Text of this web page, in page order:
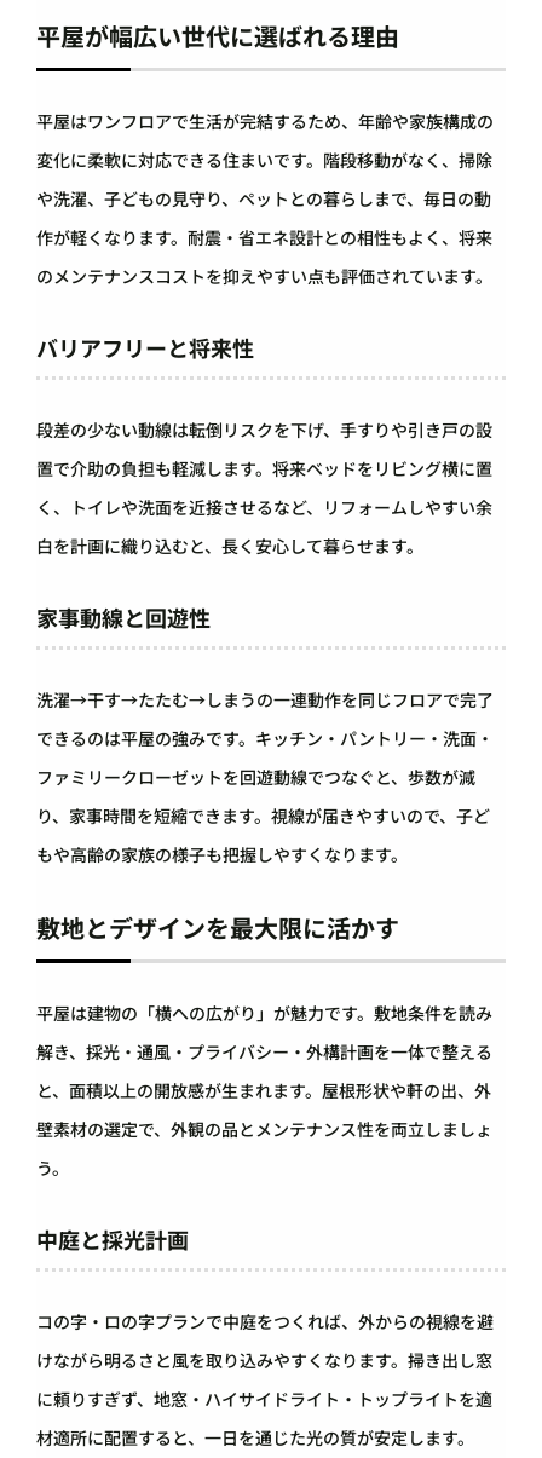
平屋が幅広い世代に選ばれる理由
平屋はワンフロアで生活が完結するため、年齢や家族構成の
変化に柔軟に対応できる住まいです。階段移動がなく、掃除
や洗濯、子どもの見守り、ペットとの暮らしまで、毎日の動
作が軽くなります。耐震・省エネ設計との相性もよく、将来
のメンテナンスコストを抑えやすい点も評価されています。
バリアフリーと将来性
段差の少ない動線は転倒リスクを下げ、手すりや引き戸の設
置で介助の負担も軽減します。将来ベッドをリビング横に置
く、トイレや洗面を近接させるなど、リフォームしやすい余
白を計画に織り込むと、長く安心して暮らせます。
家事動線と回遊性
洗濯→干す→たたむ→しまうの一連動作を同じフロアで完了
できるのは平屋の強みです。キッチン・パントリー・洗面・
ファミリークローゼットを回遊動線でつなぐと、歩数が減
り、家事時間を短縮できます。視線が届きやすいので、子ど
もや高齢の家族の様子も把握しやすくなります。
敷地とデザインを最大限に活かす
平屋は建物の「横への広がり」が魅力です。敷地条件を読み
解き、採光・通風・プライバシー・外構計画を一体で整える
と、面積以上の開放感が生まれます。屋根形状や軒の出、外
壁素材の選定で、外観の品とメンテナンス性を両立しましょ
う。
中庭と採光計画
コの字・ロの字プランで中庭をつくれば、外からの視線を避
けながら明るさと風を取り込みやすくなります。掃き出し窓
に頼りすぎず、地窓・ハイサイドライト・トップライトを適
材適所に配置すると、一日を通じた光の質が安定します。